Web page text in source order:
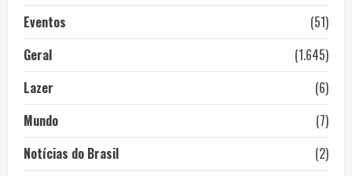
Eventos
(51)
Geral
(1.645)
Lazer
(6)
Mundo
(7)
Notícias do Brasil
(2)